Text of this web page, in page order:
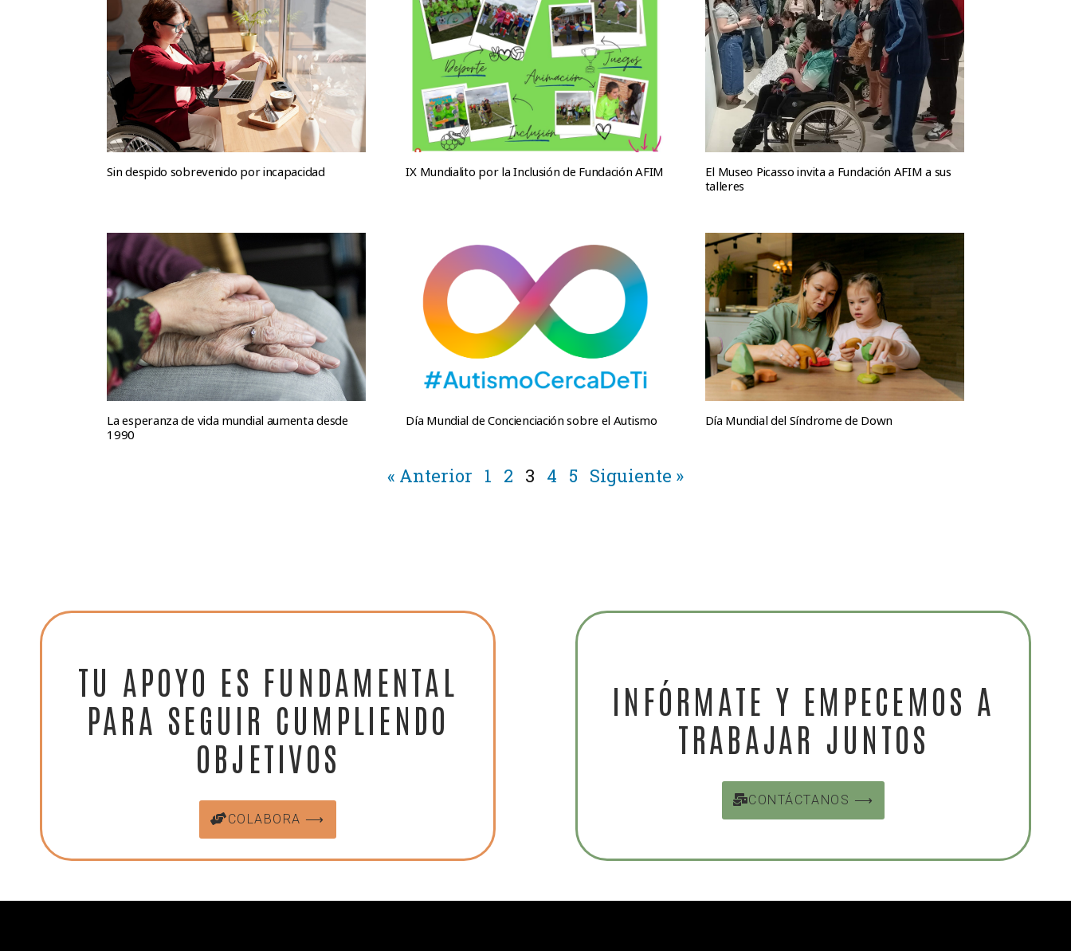
Sin despido sobrevenido por incapacidad IX Mundialito por la Inclusión de Fundación AFIM
El Museo Picasso invita a Fundación AFIM a sus
talleres
La esperanza de vida mundial aumenta desde
1990
Día Mundial de Concienciación sobre el Autismo Día Mundial del Síndrome de Down
« Anterior 1 2 3 4 5 Siguiente »
TU APOYO ES FUNDAMENTAL
PARA SEGUIR CUMPLIENDO
OBJETIVOS
COLABORA ⟶
INFÓRMATE Y EMPECEMOS A
TRABAJAR JUNTOS
CONTÁCTANOS ⟶